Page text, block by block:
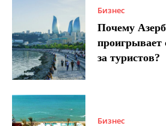
Бизнес
Почему
проигрывает
за туристов?
Бизнес